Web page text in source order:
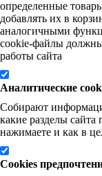
определенные
добавлять их в
аналогичными
cookie-файлы
работы сайта
Аналитические
Собирают
какие разделы сайта
нажимаете и как в
Cookies